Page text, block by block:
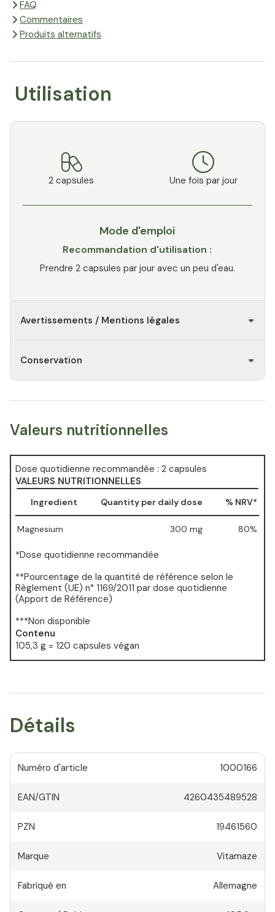
FAQ
Commentaires
Produits alternatifs
Utilisation
2 capsules Une fois par jour
Mode d'emploi
Recommandation d'utilisation :
Prendre 2 capsules par jour avec un peu d'eau.
Avertissements / Mentions légales
Conservation
Valeurs nutritionnelles
Dose quotidienne recommandée : 2 capsules
VALEURS NUTRITIONNELLES
Ingredient Quantity per daily dose % NRV*
Magnesium 300 mg 80%
*Dose quotidienne recommandée
**Pourcentage de la quantité de référence selon le
Règlement (UE) n° 1169/2011 par dose quotidienne
(Apport de Référence)
***Non disponible
Contenu
105,3 g = 120 capsules végan
Détails
Numéro d'article 1000166
EAN/GTIN 4260435489528
PZN 19461560
Marque Vitamaze
Fabriqué en Allemagne